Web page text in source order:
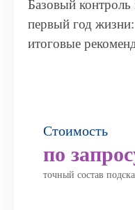
Базовый
первый год
итоговые
Стоимость
по
точный состав